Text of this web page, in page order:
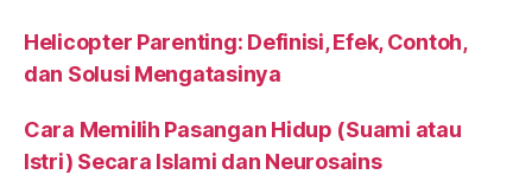
Helicopter Parenting: Definisi, Efek, Contoh,
dan Solusi Mengatasinya
Cara Memilih Pasangan Hidup (Suami atau
Istri) Secara Islami dan Neurosains